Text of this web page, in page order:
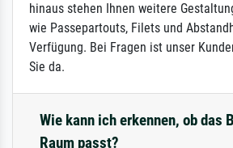
hinaus stehen Ihnen weitere
wie Passepartouts, Filets und
Verfügung. Bei Fragen ist unser
Sie da.
Wie kann ich erkennen, ob das
Raum passt?